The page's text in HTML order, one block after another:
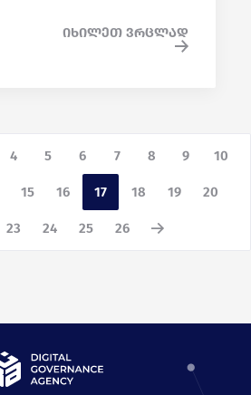
იხილეთ ვრცლად
4 5 6 7 8 9 10
15 16 17 18 19 20
23 24 25 26